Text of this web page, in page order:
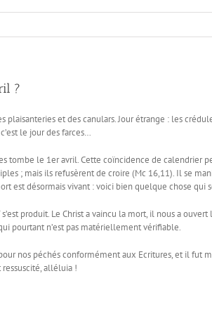
?
plaisanteries et des canulars. Jour étrange : les
le jour des farces…
tombe le 1er avril. Cette coïncidence de calendrier
; mais ils refusèrent de croire (Mc 16,11). Il se
est désormais vivant : voici bien quelque chose
s’est produit. Le Christ a vaincu la mort, il nous a
pourtant n’est pas matériellement vérifiable.
nos péchés conformément aux Ecritures, et il fut
ressuscité, alléluia !